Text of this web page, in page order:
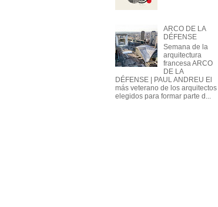
ARCO DE LA
DÉFENSE
Semana de la
arquitectura
francesa ARCO
DE LA
DÉFENSE | PAUL ANDREU El
más veterano de los arquitectos
elegidos para formar parte d...